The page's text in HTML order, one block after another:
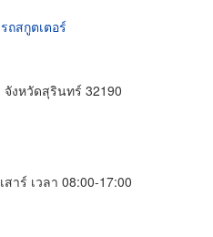
ถสกูตเตอร์
งหวัดสุรินทร์ 32190
าร์ เวลา 08:00-17:00